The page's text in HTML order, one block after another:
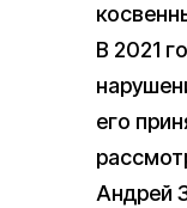
В 2021
его
Андрей